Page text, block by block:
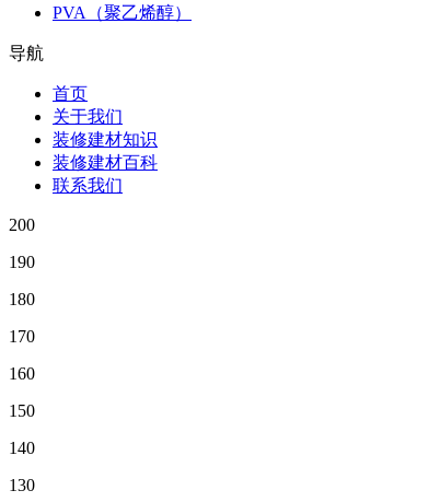
PVA（聚乙烯醇）
导航
首页
关于我们
装修建材知识
装修建材百科
联系我们
200
190
180
170
160
150
140
130